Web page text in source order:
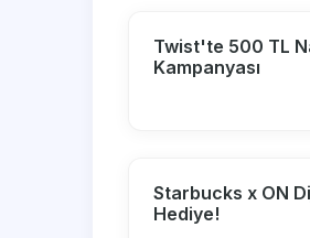
Twist'te 500 TL
Kampanyası
Starbucks x ON
Hediye!